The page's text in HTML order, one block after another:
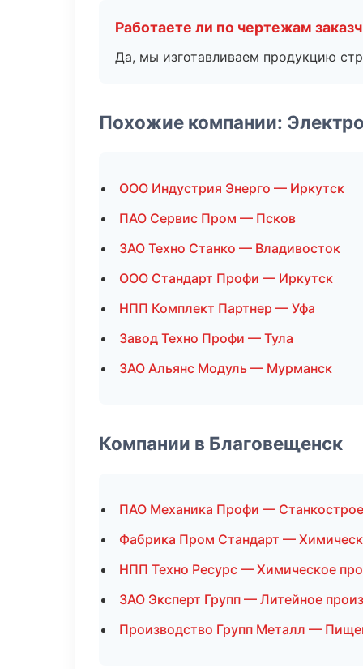
Работаете ли по чертежам
Да, мы изготавливаем продукцию
Похожие компании:
ООО Индустрия Энерго — Иркутск
ПАО Сервис Пром — Псков
ЗАО Техно Станко — Владивосток
ООО Стандарт Профи — Иркутск
НПП Комплект Партнер — Уфа
Завод Техно Профи — Тула
ЗАО Альянс Модуль — Мурманск
Компании в Благовещенск
ПАО Механика Профи —
Фабрика Пром Стандарт —
НПП Техно Ресурс — Химическое
ЗАО Эксперт Групп — Литейное
Производство Групп Металл —